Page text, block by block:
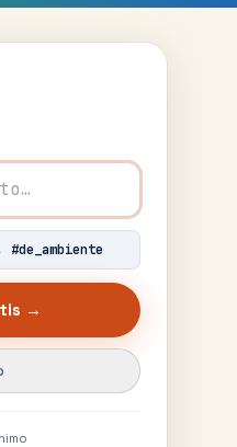
#de_ambiente
→